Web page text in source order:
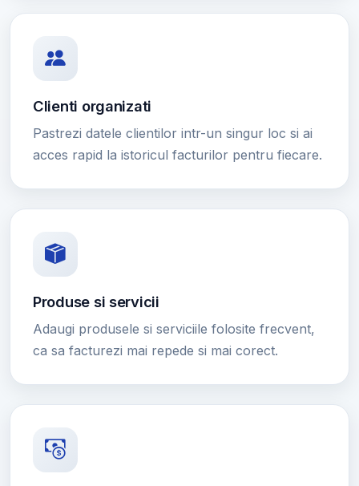
Clienti organizati
Pastrezi datele clientilor intr-un singur loc si ai
acces rapid la istoricul facturilor pentru fiecare.
Produse si servicii
Adaugi produsele si serviciile folosite frecvent,
ca sa facturezi mai repede si mai corect.